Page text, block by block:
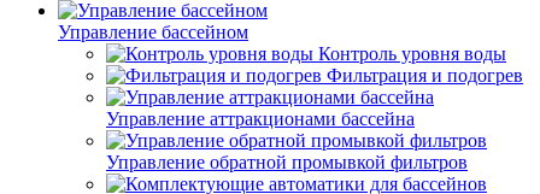
Управление бассейном
Контроль уровня воды
Фильтрация и подогрев
Управление аттракционами бассейна
Управление обратной промывкой фильтров